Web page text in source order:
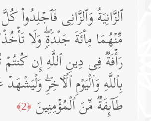
ٱلزَّانِیَةُ وَٱلزَّانِی فَٱجۡلِدُوا۟
مِّنۡهُمَا مِا۟ئَةَ جَلۡدَةࣲۖ وَلَا
رَأۡفَةࣱ فِی دِینِ ٱللَّهِ إِن كُنتُمۡ
بِٱللَّهِ وَٱلۡیَوۡمِ ٱلۡـَٔاخِرِۖ
طَاۤىِٕفَةࣱ مِّنَ ٱلۡمُؤۡمِنِینَ ﴿2﴾